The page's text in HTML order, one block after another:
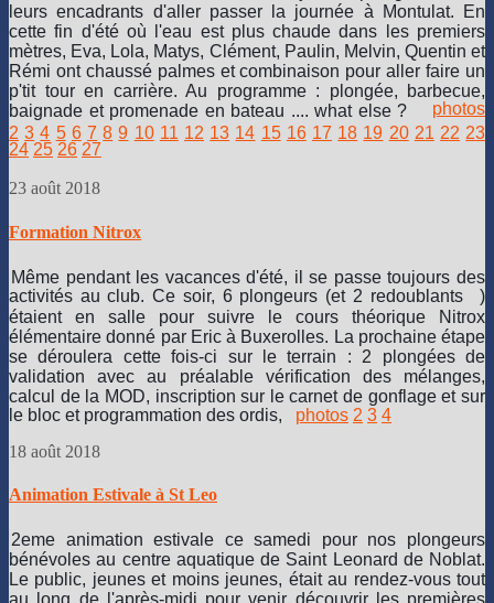
leurs encadrants d'aller passer la journée à Montulat. En
cette fin d'été où l'eau est plus chaude dans les premiers
mètres, Eva, Lola, Matys, Clément, Paulin, Melvin, Quentin et
Rémi ont chaussé palmes et combinaison pour aller faire un
p'tit tour en carrière. Au programme : plongée, barbecue,
baignade et promenade en bateau .... what else ?
photos
2 3 4 5 6 7 8 9 10 11 12 13 14 15 16 17 18 19 20 21 22 23
24 25 26 27
23 août 2018
Formation Nitrox
Même pendant les vacances d'été, il se passe toujours des
activités au club. Ce soir, 6 plongeurs (et 2 redoublants
)
étaient en salle pour suivre le cours théorique Nitrox
élémentaire donné par Eric à Buxerolles. La prochaine étape
se déroulera cette fois-ci sur le terrain : 2 plongées de
validation avec au préalable vérification des mélanges,
calcul de la MOD, inscription sur le carnet de gonflage et sur
le bloc et programmation des ordis,
photos 2 3 4
18 août 2018
Animation Estivale à St Leo
2eme animation estivale ce samedi pour nos plongeurs
bénévoles au centre aquatique de Saint Leonard de Noblat.
Le public, jeunes et moins jeunes, était au rendez-vous tout